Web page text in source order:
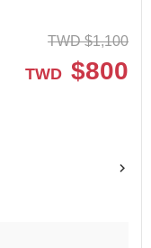
TWD $1,100
TWD $800